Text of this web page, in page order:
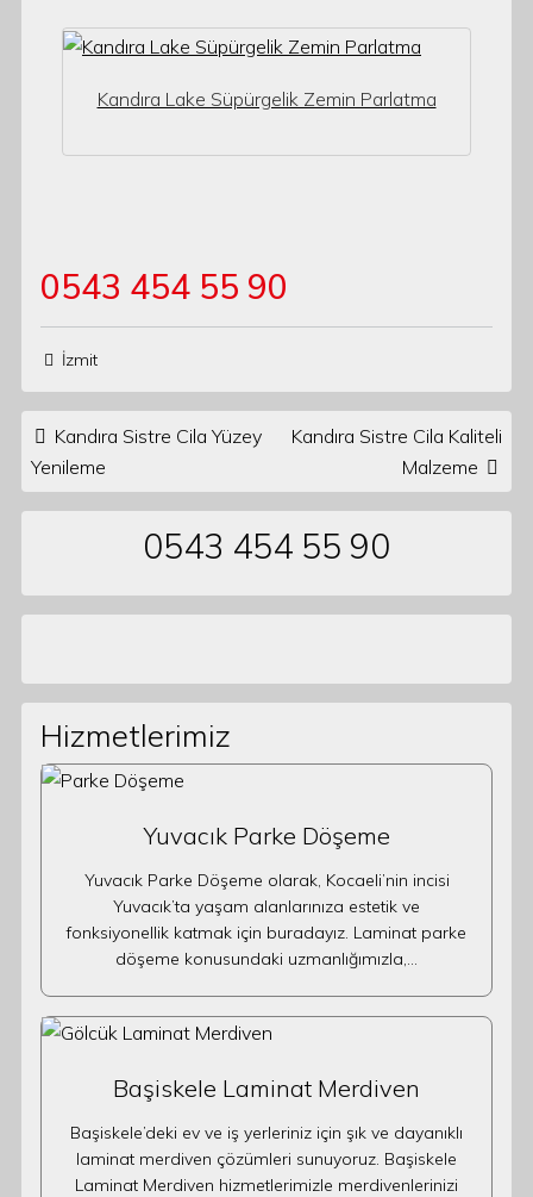
Kandıra Lake Süpürgelik Zemin Parlatma
0543 454 55 90
İzmit
Post navigation
Kandıra Sistre Cila Yüzey
Yenileme
Kandıra Sistre Cila Kaliteli
Malzeme
0543 454 55 90
Hizmetlerimiz
Yuvacık Parke Döşeme
Yuvacık Parke Döşeme olarak, Kocaeli’nin incisi
Yuvacık’ta yaşam alanlarınıza estetik ve
fonksiyonellik katmak için buradayız. Laminat parke
döşeme konusundaki uzmanlığımızla,…
Başiskele Laminat Merdiven
Başiskele’deki ev ve iş yerleriniz için şık ve dayanıklı
laminat merdiven çözümleri sunuyoruz. Başiskele
Laminat Merdiven hizmetlerimizle merdivenlerinizi